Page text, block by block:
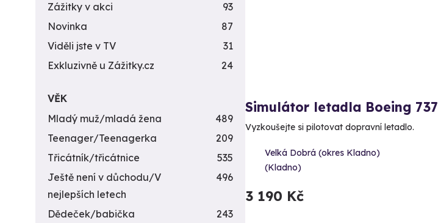
Simulátor letadla Boeing 737
Vyzkoušejte si pilotovat dopravní letadlo.
Velká Dobrá (okres Kladno)
(Kladno)
3 190 Kč
Zážitky v akci
93
Novinka
87
Viděli jste v TV
31
Exkluzivně u Zážitky.cz
24
VĚK
Mladý muž/mladá žena
489
Teenager/Teenagerka
209
Třicátník/třicátnice
535
Ještě není v důchodu/V
nejlepších letech
496
Dědeček/babička
243